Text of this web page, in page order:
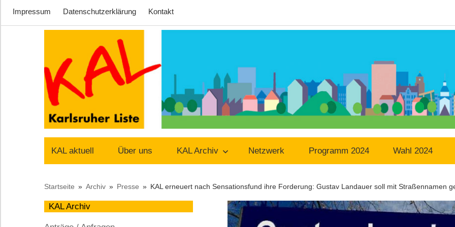
Impressum Datenschutzerklärung Kontakt
Zum
springen
Karlsruher
Liste
–
auf
KAL aktuell Über uns KAL Archiv Netzwerk Programm 2024 Wahl 2024
Startseite Archiv Presse KAL erneuert nach Sensationsfund ihre Forderung: Gustav Landauer soll mit Straßennamen
KAL Archiv